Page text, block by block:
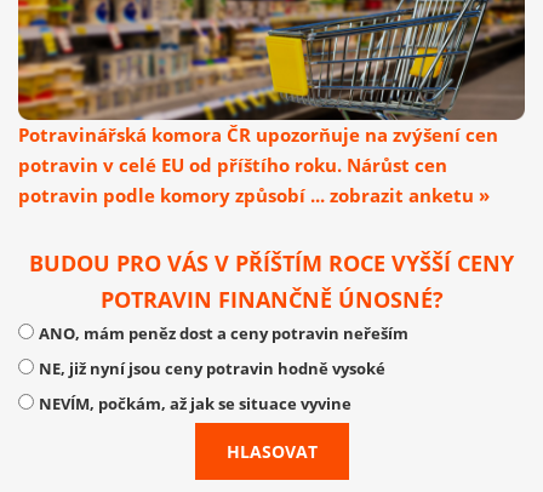
Potravinářská komora ČR upozorňuje na zvýšení cen
potravin v celé EU od příštího roku. Nárůst cen
potravin podle komory způsobí ... zobrazit anketu »
BUDOU PRO VÁS V PŘÍŠTÍM ROCE VYŠŠÍ CENY
POTRAVIN FINANČNĚ ÚNOSNÉ?
ANO, mám peněz dost a ceny potravin neřeším
NE, již nyní jsou ceny potravin hodně vysoké
NEVÍM, počkám, až jak se situace vyvine